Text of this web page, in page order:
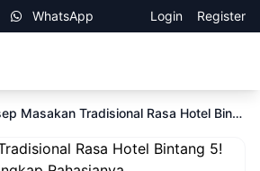
WhatsApp Login Register
Resep Masakan Tradisional Rasa Hotel Bintang 5! Chef Profesional Ungkap Rahasianya